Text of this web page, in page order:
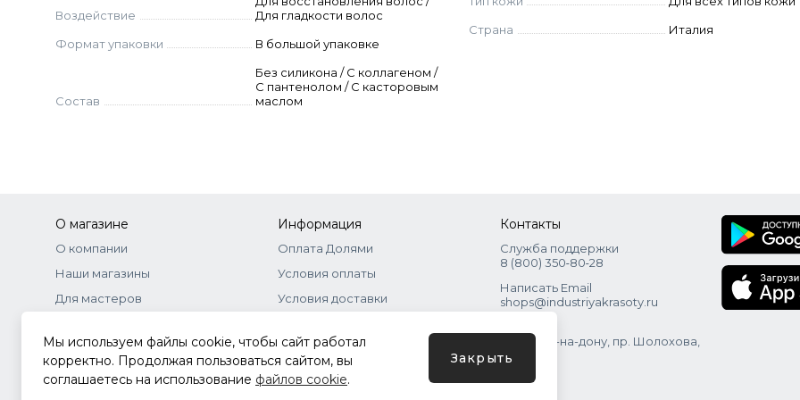
Воздействие
Для гладкости волос
Формат упаковки
В большой упаковке
Состав
Без силикона / С коллагеном /
C пантенолом / С касторовым
маслом
Страна
Италия
О магазине
О компании
Наши магазины
Для мастеров
Оптовое сотрудничество
Информация
Оплата Долями
Условия оплаты
Условия доставки
Документы
Контакты
Служба поддержки
8 (800) 350‑80‑28
Написать Email
shops@industriyakrasoty.ru
г. Ростов-на-дону, пр. Шолохова,
зд. 11 с. 1
Мы используем файлы cookie, чтобы сайт работал
корректно. Продолжая пользоваться сайтом, вы
соглашаетесь на использование файлов cookie.
Закрыть